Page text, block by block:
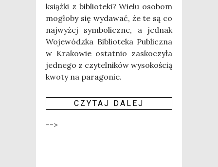
książ­ki z biblio­te­ki? Wie­lu oso­bom
mogło­by się wyda­wać, że te są co
naj­wy­żej sym­bo­licz­ne, a jed­nak
Woje­wódz­ka Biblio­te­ka Publicz­na
w Kra­ko­wie ostat­nio zasko­czy­ła
jed­ne­go z czy­tel­ni­ków wyso­ko­ścią
kwo­ty na para­go­nie.
CZY­TAJ DALEJ
-->